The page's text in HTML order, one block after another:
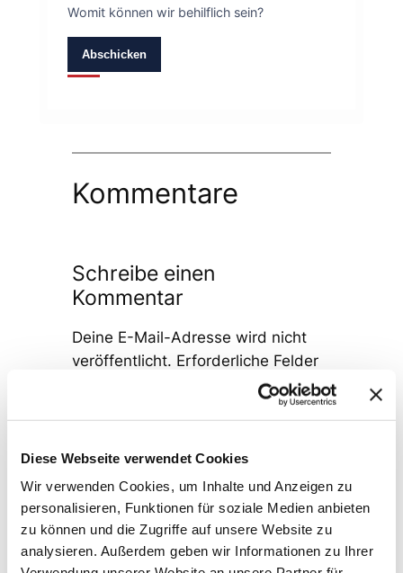
Diese Webseite verwendet Cookies
Wir verwenden Cookies, um Inhalte und Anzeigen zu
personalisieren, Funktionen für soziale Medien anbieten
zu können und die Zugriffe auf unsere Website zu
analysieren. Außerdem geben wir Informationen zu Ihrer
Womit können wir behilflich sein?
Abschicken
Kommentare
Schreibe einen
Kommentar
Deine E-Mail-Adresse wird nicht
veröffentlicht. Erforderliche Felder
Kommentar*